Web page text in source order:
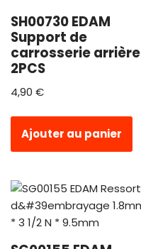
SH00730 EDAM
Support de
carrosserie arrière
2PCS
4,90 €
Ajouter au panier